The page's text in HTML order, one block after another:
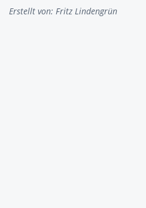
Erstellt von: Fritz Lindengrün